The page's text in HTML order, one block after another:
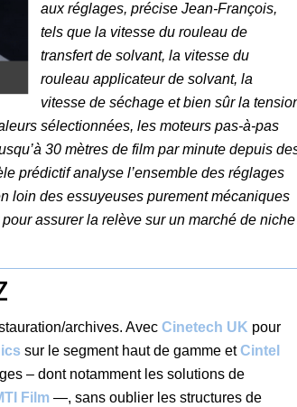
aux réglages, précise Jean-François,
tels que la vitesse du rouleau de
transfert de solvant, la vitesse du
rouleau applicateur de solvant, la
vitesse de séchage et bien sûr la
sélectionnées, les moteurs pas-à-pas
30 mètres de film par minute depuis
prédictif analyse l’ensemble des réglages
loin des essuyeuses purement mécaniques
assurer la relève sur un marché de niche
archives. Avec Cinetech UK pour
sur le segment haut de gamme etCintel
– dont notamment les solutions de
Film —, sans oublier les structures de